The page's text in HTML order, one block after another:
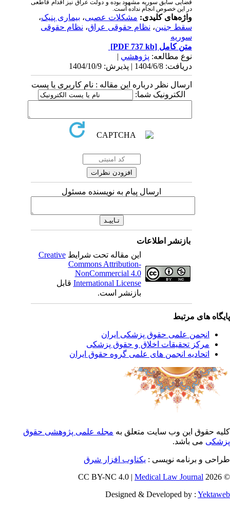
قضایی سابق سوریه مشهود بوده و دولت عراق نیز اقدام قاطعی
در این خصوص انجام نداده است.
واژه‌های کلیدی:مشکلات عصبی،بیماری پنیک،
سقط جنین،نظام حقوقی عراق،نظام حقوقی
سوریه
متن کامل[PDF 737 kb]
نوع مطالعه:پژوهشي|
دریافت: 1404/6/8 | پذیرش: 1404/10/9
ارسال نظر درباره این مقاله : نام کاربری یا پست
الکترونیک شما:
ارسال پیام به نویسنده مسئول
بازنشر اطلاعات
این مقاله تحت شرایطCreative
Commons Attribution-
NonCommercial 4.0
International Licenseقابل
بازنشر است.
های مرتبط
انجمن علمی حقوق پزشکی ایران
مرکز تحقیقات اخلاق و حقوق پزشکی
اتحادیه انجمن های علمی گروه حقوق ایران
حقوق این وب سایت متعلق بهمجله علمی پژوهشی حقوق
می باشد.
و برنامه نویسی : یکتاوب افزار شرق
©
Medical Law Journal
Designed & Developed by :